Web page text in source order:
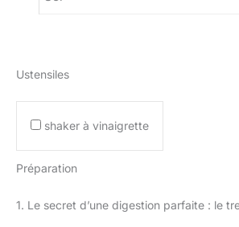
Ustensiles
shaker à vinaigrette
Préparation
1. Le secret d’une digestion parfaite : le